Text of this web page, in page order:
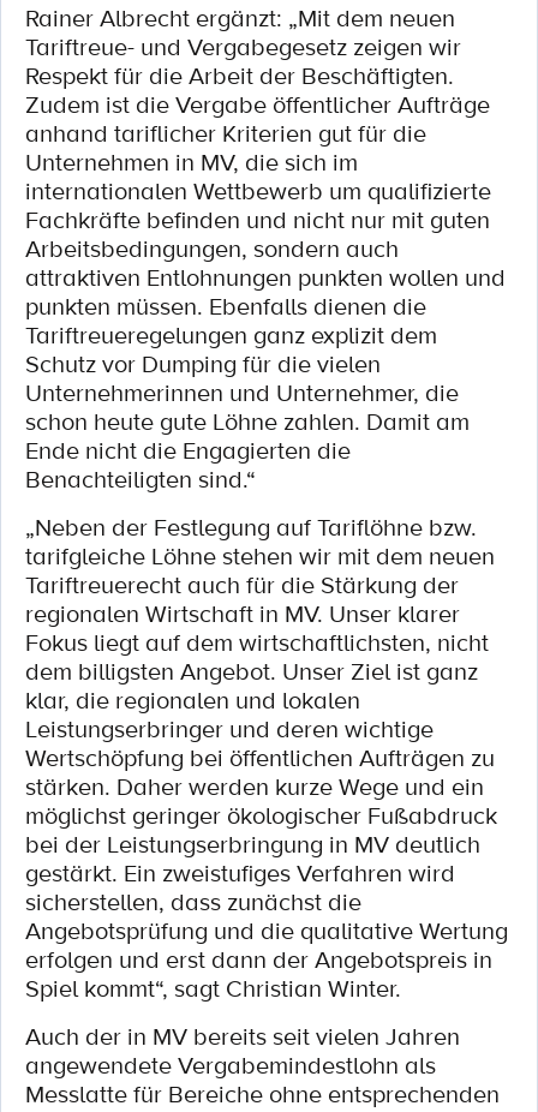
Rainer Albrecht ergänzt: „Mit dem neuen
Tariftreue- und Vergabegesetz zeigen wir
Respekt für die Arbeit der Beschäftigten.
Zudem ist die Vergabe öﬀentlicher Aufträge
anhand tariﬂicher Kriterien gut für die
Unternehmen in MV, die sich im
internationalen Wettbewerb um qualiﬁzierte
Fachkräfte beﬁnden und nicht nur mit guten
Arbeitsbedingungen, sondern auch
attraktiven Entlohnungen punkten wollen und
punkten müssen. Ebenfalls dienen die
Tariftreueregelungen ganz explizit dem
Schutz vor Dumping für die vielen
Unternehmerinnen und Unternehmer, die
schon heute gute Löhne zahlen. Damit am
Ende nicht die Engagierten die
Benachteiligten sind.“
„Neben der Festlegung auf Tariﬂöhne bzw.
tarifgleiche Löhne stehen wir mit dem neuen
Tariftreuerecht auch für die Stärkung der
regionalen Wirtschaft in MV. Unser klarer
Fokus liegt auf dem wirtschaftlichsten, nicht
dem billigsten Angebot. Unser Ziel ist ganz
klar, die regionalen und lokalen
Leistungserbringer und deren wichtige
Wertschöpfung bei öﬀentlichen Aufträgen zu
stärken. Daher werden kurze Wege und ein
möglichst geringer ökologischer Fußabdruck
bei der Leistungserbringung in MV deutlich
gestärkt. Ein zweistuﬁges Verfahren wird
sicherstellen, dass zunächst die
Angebotsprüfung und die qualitative Wertung
erfolgen und erst dann der Angebotspreis in
Spiel kommt“, sagt Christian Winter.
Auch der in MV bereits seit vielen Jahren
angewendete Vergabemindestlohn als
Messlatte für Bereiche ohne entsprechenden